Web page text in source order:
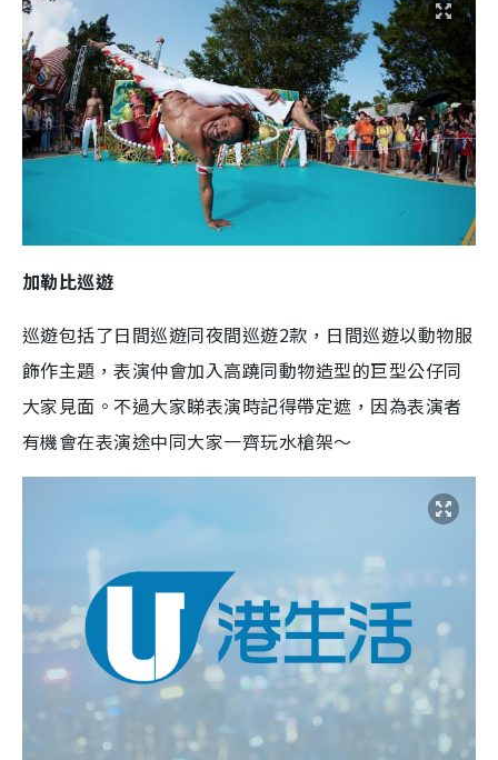
加勒比巡遊
巡遊包括了日間巡遊同夜間巡遊2款，日間巡遊以動物服
飾作主題，表演仲會加入高蹺同動物造型的巨型公仔同
大家見面。不過大家睇表演時記得帶定遮，因為表演者
有機會在表演途中同大家一齊玩水槍架～